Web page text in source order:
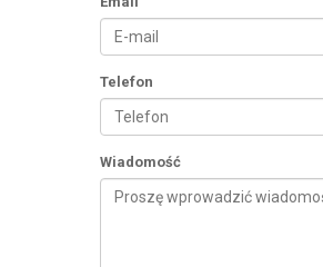
Telefon
Wiadomość